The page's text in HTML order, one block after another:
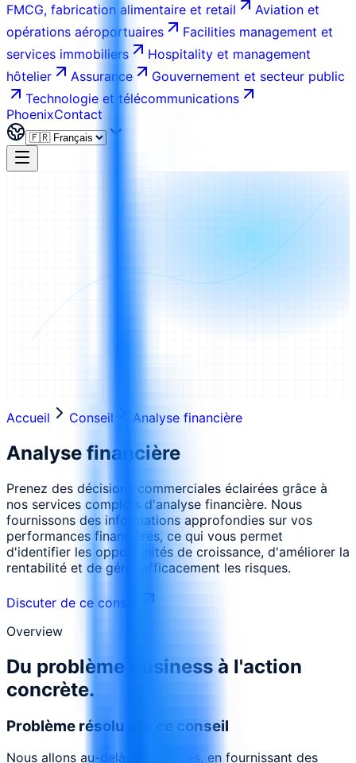
FMCG, fabrication alimentaire et retail
Aviation et
opérations aéroportuaires
Facilities management et
services immobiliers
Hospitality et management
hôtelier
Assurance
Gouvernement et secteur public
Technologie et télécommunications
PhoenixContact
Accueil Conseil Analyse financière
Analyse financière
Prenez des décisions commerciales éclairées grâce à
nos services complets d'analyse financière. Nous
fournissons des informations approfondies sur vos
performances financières, ce qui vous permet
d'identifier les opportunités de croissance, d'améliorer la
rentabilité et de gérer efficacement les risques.
Discuter de ce conseil
Overview
Du problème business à l'action
concrète.
Problème résolu par ce conseil
Nous allons au-delà des chiffres, en fournissant des